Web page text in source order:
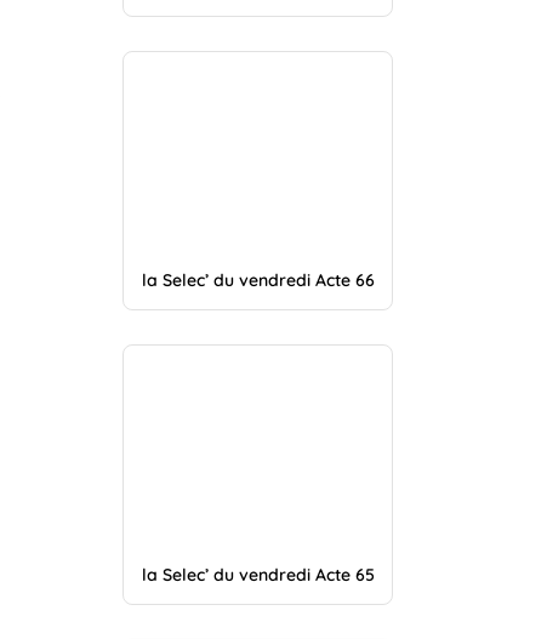
la Selec’ du vendredi Acte 66
la Selec’ du vendredi Acte 65